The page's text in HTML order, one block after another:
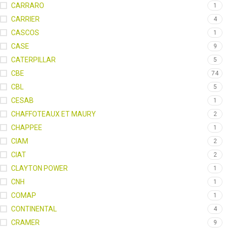
CARRARO 1
CARRIER 4
CASCOS 1
CASE 9
CATERPILLAR 5
CBE 74
CBL 5
CESAB 1
CHAFFOTEAUX ET MAURY 2
CHAPPEE 1
CIAM 2
CIAT 2
CLAYTON POWER 1
CNH 1
COMAP 1
CONTINENTAL 4
CRAMER 9